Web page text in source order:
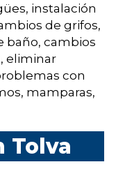
instalación
de grifos,
baño, cambios
eliminar
con
mamparas,
Tolva